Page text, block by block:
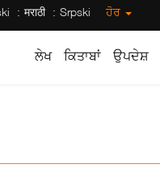
मराठी Srpski ਹੋਰ
ਲੇਖ ਕਿਤਾਬਾਂ ਉਪਦੇਸ਼